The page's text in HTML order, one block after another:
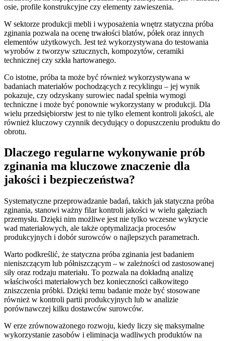
osie, profile konstrukcyjne czy elementy zawieszenia.
W sektorze produkcji mebli i wyposażenia wnętrz statyczna próba
zginania pozwala na ocenę trwałości blatów, półek oraz innych
elementów użytkowych. Jest też wykorzystywana do testowania
wyrobów z tworzyw sztucznych, kompozytów, ceramiki
technicznej czy szkła hartowanego.
Co istotne, próba ta może być również wykorzystywana w
badaniach materiałów pochodzących z recyklingu – jej wynik
pokazuje, czy odzyskany surowiec nadal spełnia wymogi
techniczne i może być ponownie wykorzystany w produkcji. Dla
wielu przedsiębiorstw jest to nie tylko element kontroli jakości, ale
również kluczowy czynnik decydujący o dopuszczeniu produktu do
obrotu.
Dlaczego regularne wykonywanie prób
zginania ma kluczowe znaczenie dla
jakości i bezpieczeństwa?
Systematyczne przeprowadzanie badań, takich jak statyczna próba
zginania, stanowi ważny filar kontroli jakości w wielu gałęziach
przemysłu. Dzięki nim możliwe jest nie tylko wczesne wykrycie
wad materiałowych, ale także optymalizacja procesów
produkcyjnych i dobór surowców o najlepszych parametrach.
Warto podkreślić, że statyczna próba zginania jest badaniem
nieniszczącym lub półniszczącym – w zależności od zastosowanej
siły oraz rodzaju materiału. To pozwala na dokładną analizę
właściwości materiałowych bez konieczności całkowitego
zniszczenia próbki. Dzięki temu badanie może być stosowane
również w kontroli partii produkcyjnych lub w analizie
porównawczej kilku dostawców surowców.
W erze zrównoważonego rozwoju, kiedy liczy się maksymalne
wykorzystanie zasobów i eliminacja wadliwych produktów na